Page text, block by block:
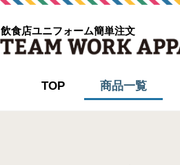
飲食店ユニフォーム簡単注文
TOP 商品一覧